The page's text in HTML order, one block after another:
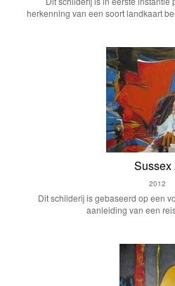
herkenning van een soort landkaart
Sussex
2012
Dit schilderij is gebaseerd op een
aanleiding van een